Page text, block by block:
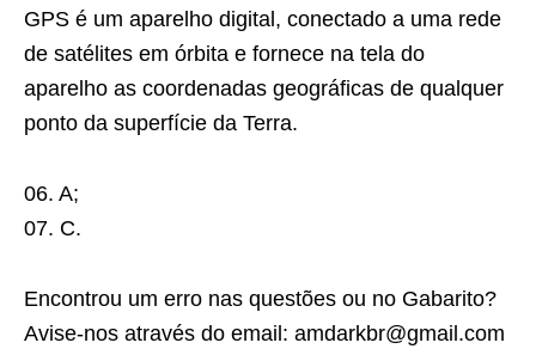
GPS é um aparelho digital, conectado a uma rede
de satélites em órbita e fornece na tela do
aparelho as coordenadas geográficas de qualquer
ponto da superfície da Terra.
06. A;
07. C.
Encontrou um erro nas questões ou no Gabarito?
Avise-nos através do email: amdarkbr@gmail.com